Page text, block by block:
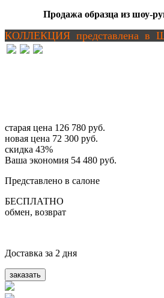
Продажа образца из шоу-
КОЛЛЕКЦИЯ представлена в
старая цена 126 780 руб.
новая цена 72 300 руб.
скидка 43%
Ваша экономия 54 480 руб.
Представлено в салоне
БЕСПЛАТНО
обмен, возврат
Доставка за 2 дня
заказать